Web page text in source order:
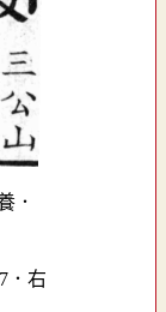
．右